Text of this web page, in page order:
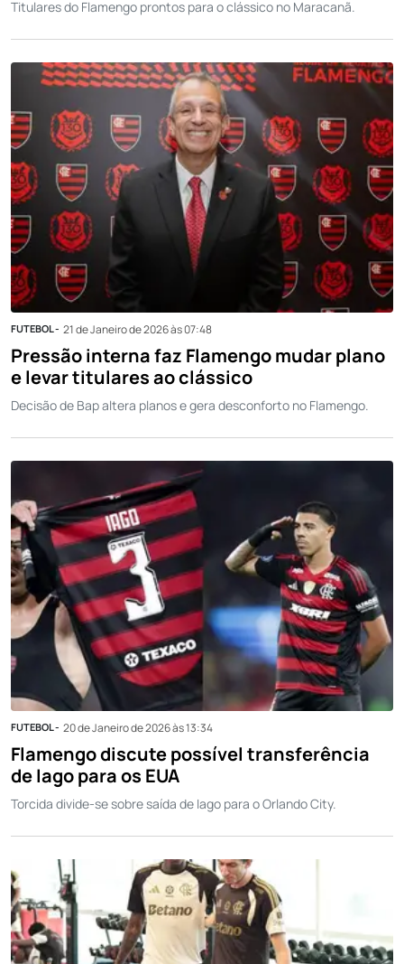
Titulares do Flamengo prontos para o clássico no Maracanã.
FUTEBOL - 21 de Janeiro de 2026 às 07:48
Pressão interna faz Flamengo mudar plano
e levar titulares ao clássico
Decisão de Bap altera planos e gera desconforto no Flamengo.
FUTEBOL - 20 de Janeiro de 2026 às 13:34
Flamengo discute possível transferência
de Iago para os EUA
Torcida divide-se sobre saída de Iago para o Orlando City.